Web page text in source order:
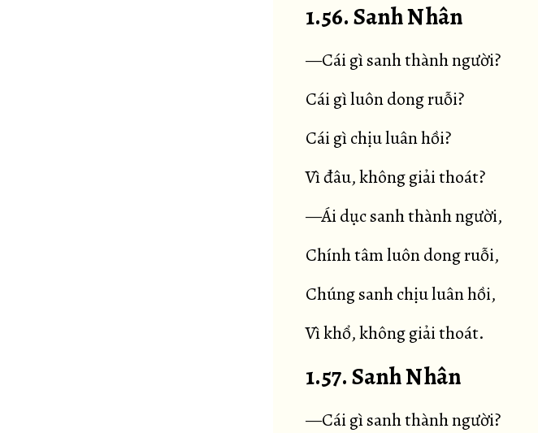
1.56. Sanh Nhân
—Cái gì sanh thành người?
Cái gì luôn dong ruỗi?
Cái gì chịu luân hồi?
Vì đâu, không giải thoát?
—Ái dục sanh thành người,
Chính tâm luôn dong ruỗi,
Chúng sanh chịu luân hồi,
Vì khổ, không giải thoát.
1.57. Sanh Nhân
—Cái gì sanh thành người?